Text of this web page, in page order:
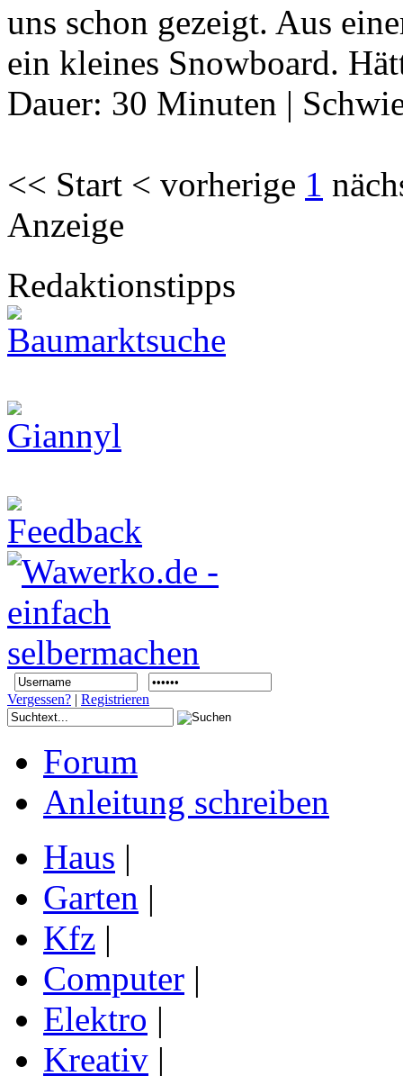
uns schon gezeigt. Aus
ein kleines Snowboard.
Dauer: 30 Minuten |
<< Start < vorherige 1
Anzeige
Redaktionstipps
Vergessen? | Registrieren
Forum
Anleitung schreiben
Haus |
Garten |
Kfz |
Computer |
Elektro |
Kreativ |